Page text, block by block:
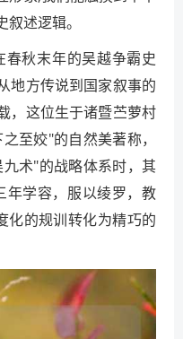
述逻辑。
秋末年的吴越争霸史
地方传说到国家叙事的
，这位生于诸暨苎萝村
至姣"的自然美著称，
术"的战略体系时，其
年学容，服以绫罗，教
化的规训转化为精巧的